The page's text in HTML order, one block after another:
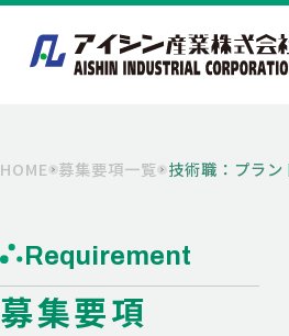
HOME 募集要項一覧 技術職：プラ
Requirement
募集要項